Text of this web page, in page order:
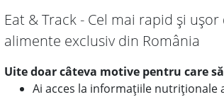
Eat & Track - Cel mai rapid și
alimente exclusiv din România
Uite doar câteva motive pentru care
Ai acces la informațiile nutriționale